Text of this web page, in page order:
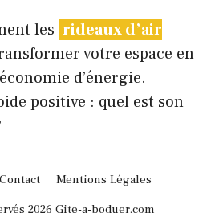
les rideaux d’air
votre espace en
d’énergie.
positive : quel est son
Contact
Mentions Légales
2026 Gite-a-boduer.com